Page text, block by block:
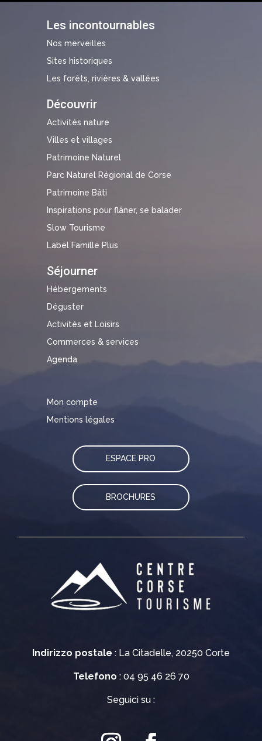
Indirizzo postale : La Citadelle, 20250 Corte
Telefono : 04 95 46 26 70
Seguici su :
Les incontournables
Nos merveilles
Sites historiques
Les forêts, rivières & vallées
Découvrir
Activités nature
Villes et villages
Patrimoine Naturel
Parc Naturel Régional de Corse
Patrimoine Bâti
Inspirations pour flâner, se balader
Slow Tourisme
Label Famille Plus
Séjourner
Hébergements
Déguster
Activités et Loisirs
Commerces & services
Agenda
Mon compte
Mentions légales
ESPACE PRO
BROCHURES